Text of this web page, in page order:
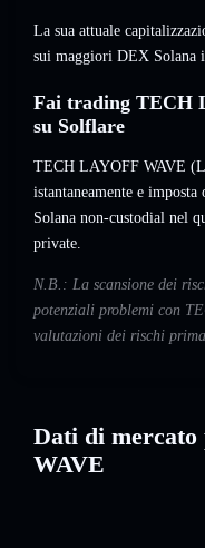
La sua attuale
sui maggiori DEX Solana
Fai trading TECH
su Solflare
TECH LAYOFF WAVE
istantaneamente e
Solana non-custodial nel
private.
N.B.: La scansione dei
potenziali problemi con
valutazioni dei rischi
Dati di
WAVE